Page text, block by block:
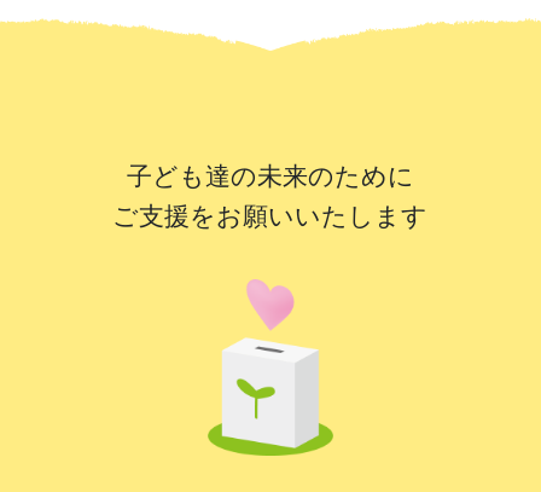
子ども達の未来のために
ご支援をお願いいたします